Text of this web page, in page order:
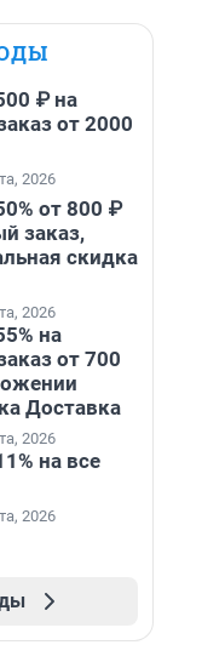
₽ на
от 2000
2026
от 800 ₽
заказ,
скидка
2026
на
от 700
Доставка
2026
на все
2026